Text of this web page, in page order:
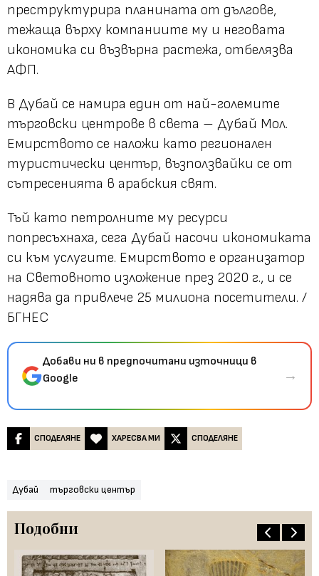
преструктурира планината от дългове,
тежаща върху компаниите му и неговата
икономика си възвърна растежа, отбелязва
АФП.
В Дубай се намира един от най-големите
търговски центрове в света – Дубай Мол.
Емирството се наложи като регионален
туристически център, възползвайки се от
сътресенията в арабския свят.
Тъй като петролните му ресурси
попресъхнаха, сега Дубай насочи икономиката
си към услугите. Емирството е организатор
на Световното изложение през 2020 г., и се
надява да привлече 25 милиона посетители. /
БГНЕС
Добави ни в предпочитани източници в
Google
→
СПОДЕЛЯНЕ ХАРЕСВА МИ СПОДЕЛЯНЕ
Дубай търговски център
Подобни